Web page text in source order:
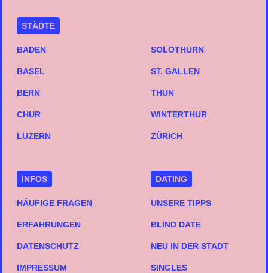
STÄDTE
BADEN
BASEL
BERN
CHUR
LUZERN
SOLOTHURN
ST. GALLEN
THUN
WINTERTHUR
ZÜRICH
INFOS
HÄUFIGE FRAGEN
ERFAHRUNGEN
DATENSCHUTZ
IMPRESSUM
DATING
UNSERE TIPPS
BLIND DATE
NEU IN DER STADT
SINGLES